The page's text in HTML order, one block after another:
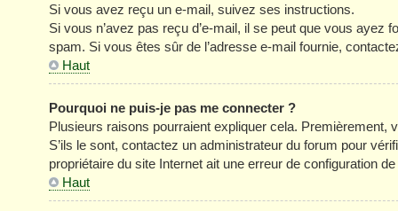
Si vous avez reçu un e-mail, suivez ses instructions.
Si vous n’avez pas reçu d’e-mail, il se peut que vous ayez
spam. Si vous êtes sûr de l’adresse e-mail fournie,
Haut
Pourquoi ne puis-je pas me connecter ?
Plusieurs raisons pourraient expliquer cela. Premièrement,
S’ils le sont, contactez un administrateur du forum pour
propriétaire du site Internet ait une erreur de configuration
Haut